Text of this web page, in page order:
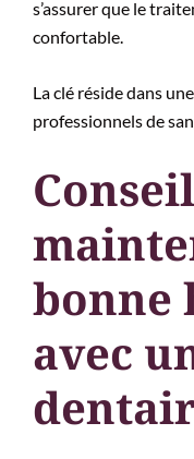
s’assurer que le
confortable.
La clé réside dans
professionnels de
bonne
avec